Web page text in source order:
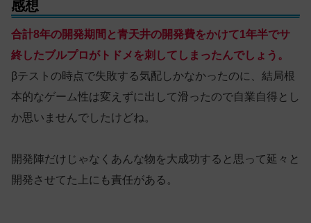
感想
合計8年の開発期間と青天井の開発費をかけて1年半でサ
終したブルプロがトドメを刺してしまったんでしょう。
βテストの時点で失敗する気配しかなかったのに、結局根
本的なゲーム性は変えずに出して滑ったので自業自得とし
か思いませんでしたけどね。
開発陣だけじゃなくあんな物を大成功すると思って延々と
開発させてた上にも責任がある。